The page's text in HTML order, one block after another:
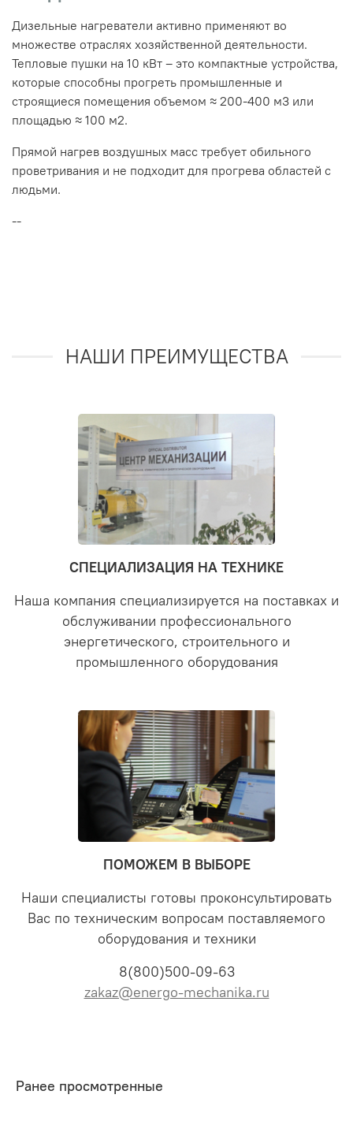
Дизельные нагреватели активно применяют во
множестве отраслях хозяйственной деятельности.
Тепловые пушки на 10 кВт – это компактные устройства,
которые способны прогреть промышленные и
строящиеся помещения объемом ≈ 200-400 м3 или
площадью ≈ 100 м2.
Прямой нагрев воздушных масс требует обильного
проветривания и не подходит для прогрева областей с
людьми.
--
НАШИ ПРЕИМУЩЕСТВА
СПЕЦИАЛИЗАЦИЯ НА ТЕХНИКЕ
Наша компания специализируется на поставках и
обслуживании профессионального
энергетического, строительного и
промышленного оборудования
ПОМОЖЕМ В ВЫБОРЕ
Наши специалисты готовы проконсультировать
Вас по техническим вопросам поставляемого
оборудования и техники
8(800)500-09-63
zakaz@energo-mechanika.ru
Ранее просмотренные